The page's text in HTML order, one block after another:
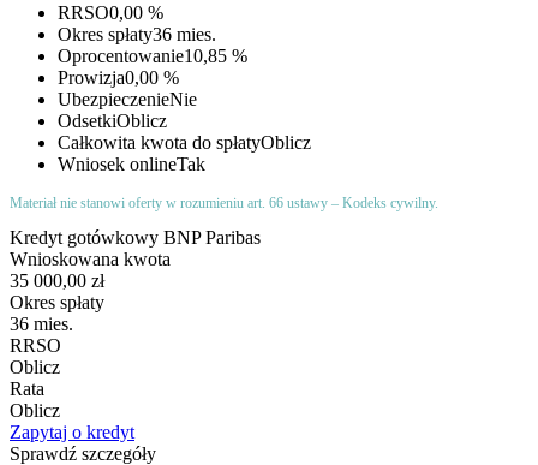
RRSO0,00 %
Okres spłaty36 mies.
Oprocentowanie10,85 %
Prowizja0,00 %
UbezpieczenieNie
OdsetkiOblicz
Całkowita kwota do spłatyOblicz
Wniosek onlineTak
Materiał nie stanowi oferty w rozumieniu art. 66 ustawy – Kodeks cywilny.
Kredyt gotówkowy BNP Paribas
Wnioskowana kwota
35 000,00 zł
Okres spłaty
36 mies.
RRSO
Oblicz
Rata
Oblicz
Zapytaj o kredyt
Sprawdź szczegóły